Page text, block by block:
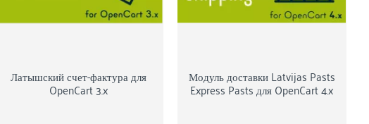
Латышский счет-фактура для
OpenCart 3.x
Модуль доставки Latvijas Pasts
Express Pasts для OpenCart 4.x